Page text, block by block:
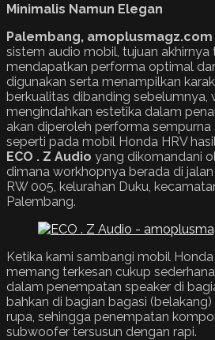
Minimalis Namun Elegan
Palembang, amoplusmagz.com
sistem audio mobil, tujuan akhirnya
mendapatkan performa optimal
digunakan serta menampilkan
berkualitas dibanding sebelumnya,
mengindahkan estetika dalam
akan diperoleh performa sempurna
seperti pada mobil Honda HRV
ECO . Z Audio yang dikomandani
dimana workhopnya berada di jalan
RW 005, kelurahan Duku,
Palembang.
Ketika kami sambangi mobil Honda
memang terkesan cukup
dalam penempatan speaker di
bahkan di bagian bagasi
rupa, sehingga penempatan
subwoofer tersusun dengan rapi.